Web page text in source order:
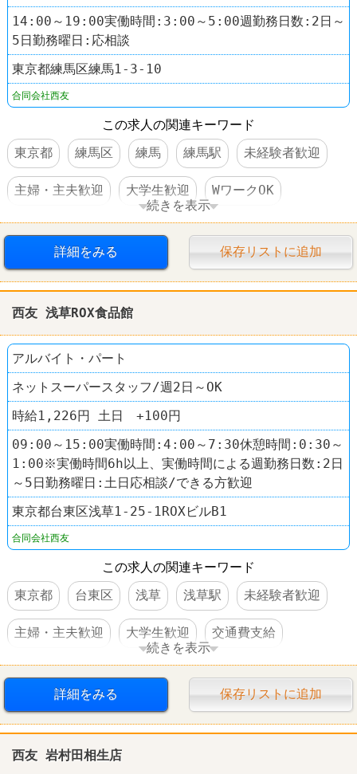
14:00～19:00実働時間:3:00～5:00週勤務日数:2日～
5日勤務曜日:応相談
東京都練馬区練馬1-3-10
合同会社西友
この求人の関連キーワード
東京都
練馬区 練馬 練馬駅 未経験者歓迎
主婦・主夫歓迎 大学生歓迎 WワークOK
交通費支給 社員登用あり 駅チカ スーパー
続きを表示
詳細をみる 保存リストに追加
西友 浅草ROX食品館
アルバイト・パート
ネットスーパースタッフ/週2日～OK
時給1,226円 土日 +100円
09:00～15:00実働時間:4:00～7:30休憩時間:0:30～
1:00※実働時間6h以上、実働時間による週勤務日数:2日
～5日勤務曜日:土日応相談/できる方歓迎
東京都台東区浅草1-25-1ROXビルB1
合同会社西友
この求人の関連キーワード
東京都
台東区 浅草 浅草駅 未経験者歓迎
主婦・主夫歓迎 大学生歓迎 交通費支給
社員登用あり スーパー 西友(SEIYU)
続きを表示
詳細をみる 保存リストに追加
西友 岩村田相生店